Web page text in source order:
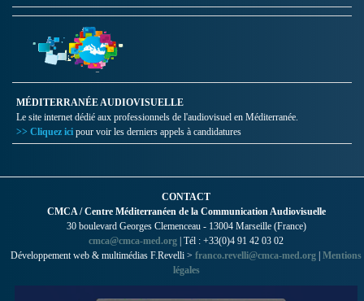
MÉDITERRANÉE AUDIOVISUELLE
Le site internet dédié aux professionnels de l'audiovisuel en Méditerranée.
>> Cliquez ici pour voir les derniers appels à candidatures
CONTACT
CMCA / Centre Méditerranéen de la Communication Audiovisuelle
30 boulevard Georges Clemenceau - 13004 Marseille (France)
cmca@cmca-med.org | Tél : +33(0)4 91 42 03 02
Développement web & multimédias F.Revelli > franco.revelli@cmca-med.org Mentions
légales